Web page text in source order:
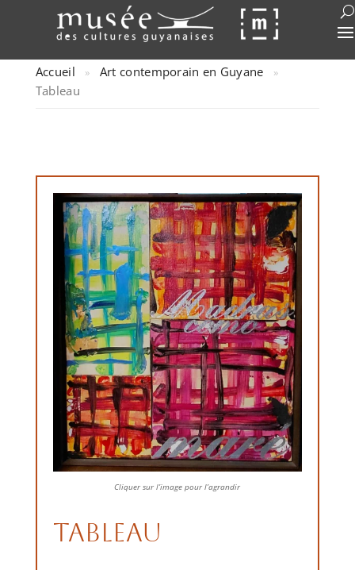
Accueil » Art contemporain en Guyane »
Tableau
Cliquer sur l’image pour l’agrandir
Tableau